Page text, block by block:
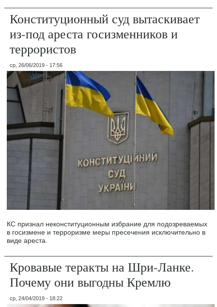
Конституционный суд вытаскивает
из-под ареста госизменников и
террористов
ср, 26/06/2019 - 17:56
КС признал неконституционным избрание для подозреваемых
в госизмене и терроризме меры пресечения исключительно в
виде ареста.
Кровавые теракты на Шри-Ланке.
Почему они выгодны Кремлю
ср, 24/04/2019 - 18:22